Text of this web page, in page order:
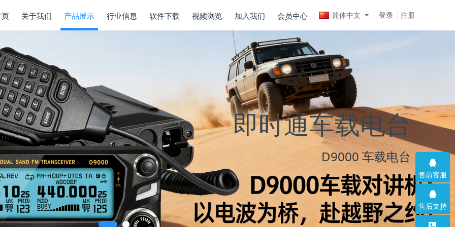
登录 注册
关于我们 产品展示 行业信息 软件下载 视频浏览 加入我们 会员中心 简体中文
售前客服
售后支持